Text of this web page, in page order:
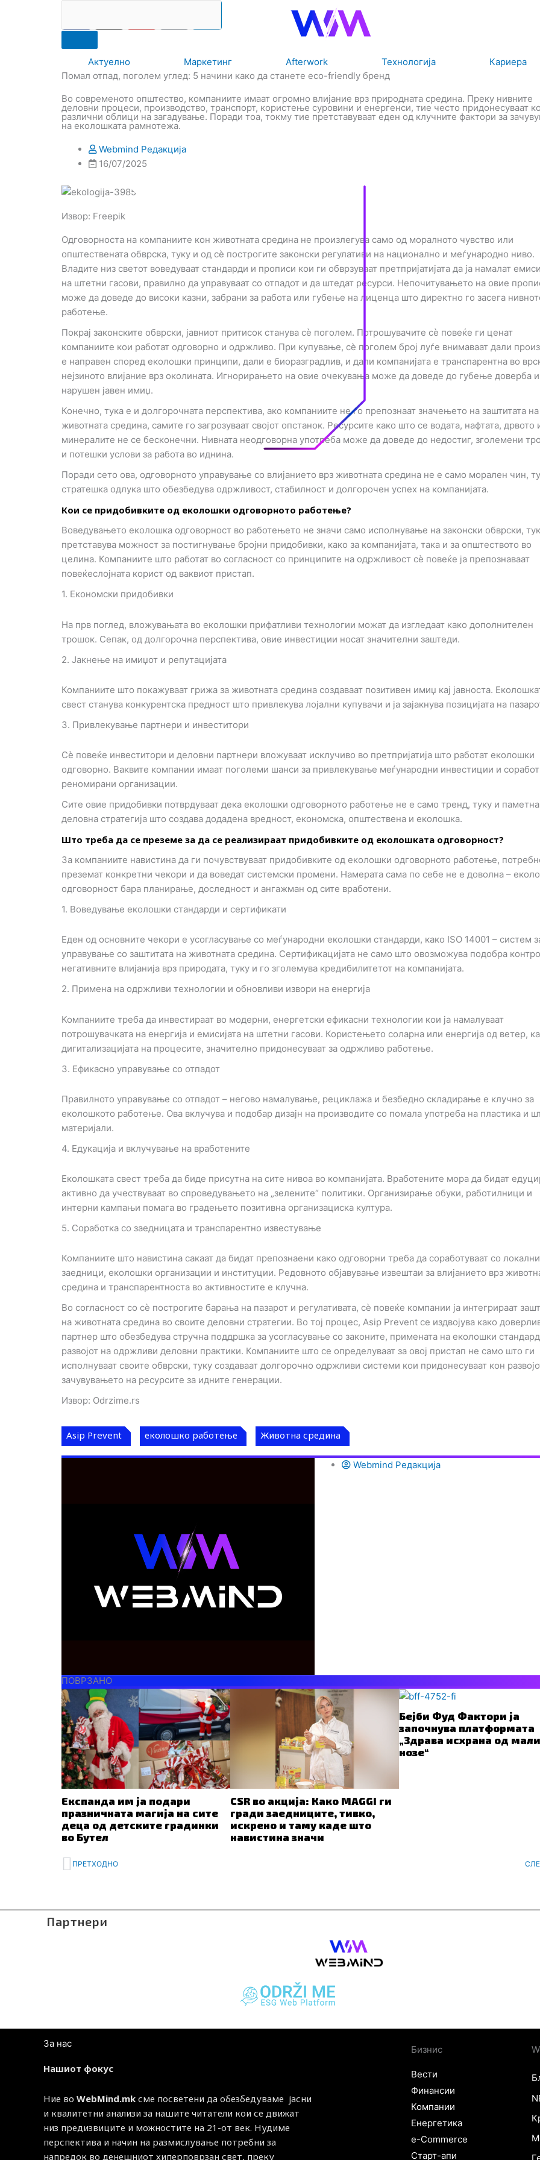
c
e
o
o
k
a
g
r
a
m
b
e
i
k
-
t
i
k
c
o
n
e
d
i
n
Актуелно Маркетинг Afterwork Технологија
Кариера
Помал отпад, поголем углед: 5 начини како да станете eco-friendly бренд
Во современото општество, компаниите имаат огромно влијание врз природната средина. Преку нивните
деловни процеси, производство, транспорт, користење суровини и енергенси, тие често придонесуваат
различни облици на загадување. Поради тоа, токму тие претставуваат еден од клучните фактори за
на еколошката рамнотежа.
Webmind Редакција
16/07/2025
Извор: Freepik
Одговорноста на компаниите кон животната средина не произлегува само од моралното чувство или
општествената обврска, туку и од сè построгите законски регулативи на национално и меѓународно ниво.
Владите низ светот воведуваат стандарди и прописи кои ги обврзуваат претпријатијата да ја намалат
на штетни гасови, правилно да управуваат со отпадот и да штедат ресурси. Непочитувањето на овие
може да доведе до високи казни, забрани за работа или губење на лиценца што директно го засега
работење.
Покрај законските обврски, јавниот притисок станува сè поголем. Потрошувачите сè повеќе ги ценат
компаниите кои работат одговорно и одржливо. При купување, сè поголем број луѓе внимаваат дали
е направен според еколошки принципи, дали е биоразградлив, и дали компанијата е транспарентна во
нејзиното влијание врз околината. Игнорирањето на овие очекувања може да доведе до губење доверба и
нарушен јавен имиџ.
Конечно, тука е и долгорочната перспектива, ако компаниите не го препознаат значењето на заштитата на
животната средина, самите го загрозуваат својот опстанок. Ресурсите како што се водата, нафтата, дрвото
минералите не се бесконечни. Нивната неодговорна употреба може да доведе до недостиг, зголемени
и потешки услови за работа во иднина.
Поради сето ова, одговорното управување со влијанието врз животната средина не е само морален чин,
стратешка одлука што обезбедува одржливост, стабилност и долгорочен успех на компанијата.
Кои се придобивките од еколошки одговорното работење?
Воведувањето еколошка одговорност во работењето не значи само исполнување на законски обврски,
претставува можност за постигнување бројни придобивки, како за компанијата, така и за општеството во
целина. Компаниите што работат во согласност со принципите на одржливост сè повеќе ја препознаваат
повеќеслојната корист од ваквиот пристап.
1. Економски придобивки
На прв поглед, вложувањата во еколошки прифатливи технологии можат да изгледаат како дополнителен
трошок. Сепак, од долгорочна перспектива, овие инвестиции носат значителни заштеди.
2. Јакнење на имиџот и репутацијата
Компаниите што покажуваат грижа за животната средина создаваат позитивен имиџ кај јавноста.
свест станува конкурентска предност што привлекува лојални купувачи и ја зајакнува позицијата на
3. Привлекување партнери и инвеститори
Сè повеќе инвеститори и деловни партнери вложуваат исклучиво во претпријатија што работат еколошки
одговорно. Ваквите компании имаат поголеми шанси за привлекување меѓународни инвестиции и
реномирани организации.
Сите овие придобивки потврдуваат дека еколошки одговорното работење не е само тренд, туку и паметна
деловна стратегија што создава додадена вредност, економска, општествена и еколошка.
Што треба да се преземе за да се реализираат придобивките од еколошката одговорност?
За компаниите навистина да ги почувствуваат придобивките од еколошки одговорното работење,
преземат конкретни чекори и да воведат системски промени. Намерата сама по себе не е доволна –
одговорност бара планирање, доследност и ангажман од сите вработени.
1. Воведување еколошки стандарди и сертификати
Еден од основните чекори е усогласување со меѓународни еколошки стандарди, како ISO 14001 – систем
управување со заштитата на животната средина. Сертификацијата не само што овозможува подобра
негативните влијанија врз природата, туку и го зголемува кредибилитетот на компанијата.
2. Примена на одржливи технологии и обновливи извори на енергија
Компаниите треба да инвестираат во модерни, енергетски ефикасни технологии кои ја намалуваат
потрошувачката на енергија и емисијата на штетни гасови. Користењето соларна или енергија од ветер,
дигитализацијата на процесите, значително придонесуваат за одржливо работење.
3. Ефикасно управување со отпадот
Правилното управување со отпадот – негово намалување, рециклажа и безбедно складирање е клучно за
еколошкото работење. Ова вклучува и подобар дизајн на производите со помала употреба на пластика и
материјали.
4. Едукација и вклучување на вработените
Еколошката свест треба да биде присутна на сите нивоа во компанијата. Вработените мора да бидат
активно да учествуваат во спроведувањето на „зелените“ политики. Организирање обуки, работилници и
интерни кампањи помага во градењето позитивна организациска култура.
5. Соработка со заедницата и транспарентно известување
Компаниите што навистина сакаат да бидат препознаени како одговорни треба да соработуваат со
заедници, еколошки организации и институции. Редовното објавување извештаи за влијанието врз
средина и транспарентноста во активностите е клучна.
Во согласност со сè построгите барања на пазарот и регулативата, сè повеќе компании ја интегрираат
на животната средина во своите деловни стратегии. Во тој процес, Asip Prevent се издвојува како
партнер што обезбедува стручна поддршка за усогласување со законите, примената на еколошки
развојот на одржливи деловни практики. Компаниите што се определуваат за овој пристап не само што ги
исполнуваат своите обврски, туку создаваат долгорочно одржливи системи кои придонесуваат кон
зачувувањето на ресурсите за идните генерации.
Извор: Odrzime.rs
Asip Prevent еколошко работење Животна средина
Webmind Редакција
ПОВРЗАНО
Експанда им ја подари
празничната магија на сите
деца од детските градинки
во Бутел
CSR во акција: Како MAGGI ги
гради заедниците, тивко,
искрено и таму каде што
навистина значи
Бејби Фуд Фактори ја
започнува платформата
„Здрава исхрана од мали
нозе“
Prev
ПРЕТХОДНО
Партнери
За нас
Нашиот фокус
Ние во WebMind.mk сме посветени да обезбедуваме јасни
и квалитетни анализи за нашите читатели кои се движат
низ предизвиците и можностите на 21-от век. Нудиме
перспектива и начин на размислување потребни за
напредок во денешниот хиперповрзан свет, преку
Бизнис
Вести
Финансии
Компании
Енергетика
e-Commerce
Старт-апи